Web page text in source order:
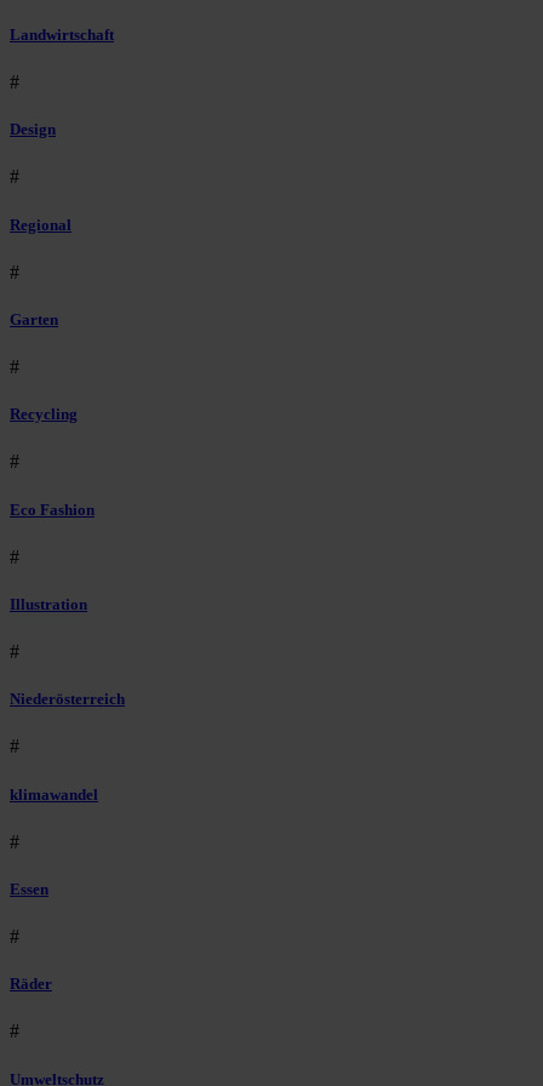
Landwirtschaft
#
Design
#
Regional
#
Garten
#
Recycling
#
Eco Fashion
#
Illustration
#
Niederösterreich
#
klimawandel
#
Essen
#
Räder
#
Umweltschutz